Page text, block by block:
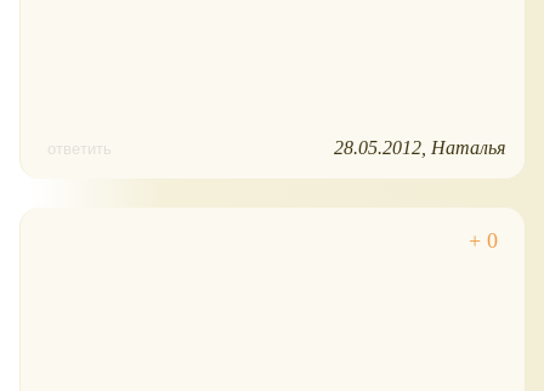
ответить 28.05.2012 Наталья